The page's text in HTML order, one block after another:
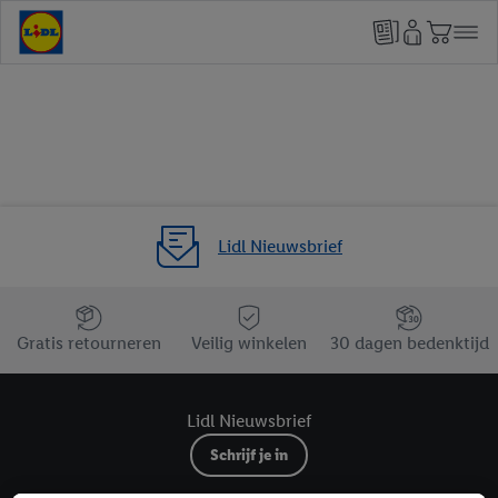
Lidl Nieuwsbrief
Jouw voordelen bij ons als Lidl webshop klant
Gratis retourneren
Veilig winkelen 30 dagen bedenktijd
Lidl Nieuwsbrief
Schrijf je in